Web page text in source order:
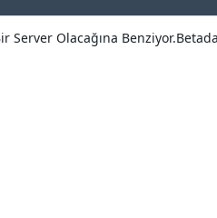
Server Olacağına